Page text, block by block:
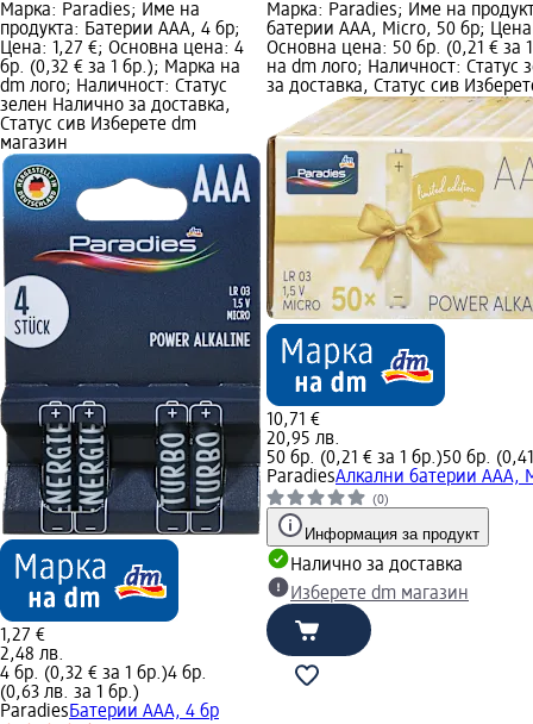
Марка: Paradies; Име на
продукта: Батерии AAA, 4 бр;
Цена: 1,27 €; Основна цена: 4
бр. (0,32 € за 1 бр.); Марка на
dm лого; Наличност: Статус
зелен Налично за доставка,
Статус сив Изберете dm
магазин
1,27 €
2,48 лв.
4 бр. (0,32 € за 1 бр.)4 бр.
(0,63 лв. за 1 бр.)
ParadiesБатерии AAA, 4 бр
Марка: Paradies; Име на
батерии ААА, Micro, 50 бр;
Основна цена: 50 бр. (0,21 € за
на dm лого; Наличност: Статус
за доставка, Статус сив
10,71 €
20,95 лв.
50 бр. (0,21 € за 1 бр.)50 бр.
ParadiesАлкални батерии ААА,
(0)
Информация за продукт
Налично за доставка
Изберете dm магазин